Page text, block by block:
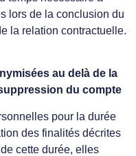
lors de la conclusion du
la relation contractuelle.
au delà de la
du compte
pour la durée
des finalités décrites
cette durée, elles